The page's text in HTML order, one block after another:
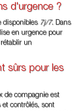
d'urgence ?
disponibles 7j/7. Dans
en urgence pour
un
sûrs pour les
de compagnie est
contrôlés, sont